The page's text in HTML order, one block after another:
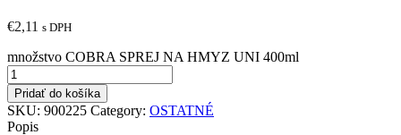
€2,11 s DPH
množstvo COBRA SPREJ NA HMYZ UNI 400ml
Pridať do košíka
SKU: 900225 Category: OSTATNÉ
Popis